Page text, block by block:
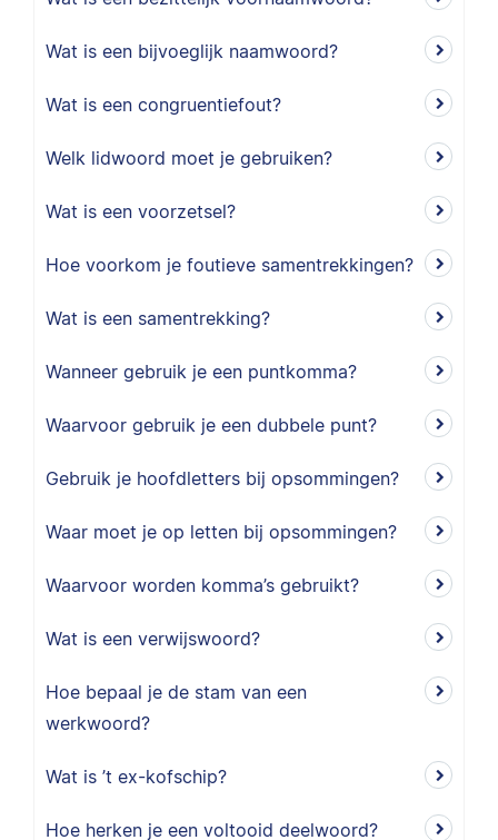
Wat is een bijvoeglijk naamwoord?
Wat is een congruentiefout?
Welk lidwoord moet je gebruiken?
Wat is een voorzetsel?
Hoe voorkom je foutieve samentrekkingen?
Wat is een samentrekking?
Wanneer gebruik je een puntkomma?
Waarvoor gebruik je een dubbele punt?
Gebruik je hoofdletters bij opsommingen?
Waar moet je op letten bij opsommingen?
Waarvoor worden komma’s gebruikt?
Wat is een verwijswoord?
Hoe bepaal je de stam van een
werkwoord?
Wat is ’t ex-kofschip?
Hoe herken je een voltooid deelwoord?